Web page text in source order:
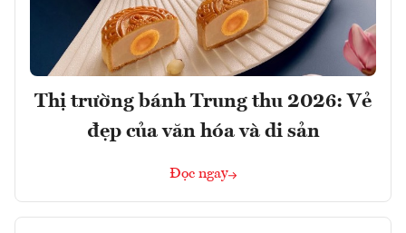
Thị trường bánh Trung thu 2026: Vẻ
đẹp của văn hóa và di sản
Đọc ngay